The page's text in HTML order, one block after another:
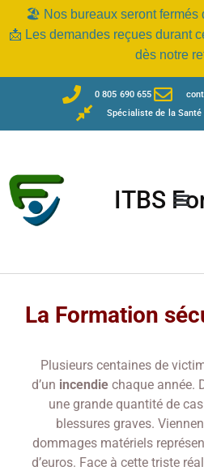
🏖️ Nos bureaux seront fermés
📩 Les demandes reçues durant
dès notre
0 805 690 655
Spécialiste de la Santé
ITBS
La Formation
Plusieurs centaines de
d’un incendiechaque année.
une grande quantité de
blessures graves.
dommages matériels
d’euros. Face à cette triste